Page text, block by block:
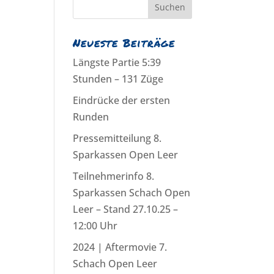
Neueste Beiträge
Längste Partie 5:39
Stunden – 131 Züge
Eindrücke der ersten
Runden
Pressemitteilung 8.
Sparkassen Open Leer
Teilnehmerinfo 8.
Sparkassen Schach Open
Leer – Stand 27.10.25 –
12:00 Uhr
2024 | Aftermovie 7.
Schach Open Leer